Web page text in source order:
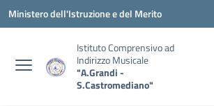
Vai ai contenuti
Vai al menu di navigazione
Vai al footer
Ministero dell'Istruzione e del Merito
Istituto Comprensivo ad
Indirizzo Musicale
"A.Grandi -
S.Castromediano"